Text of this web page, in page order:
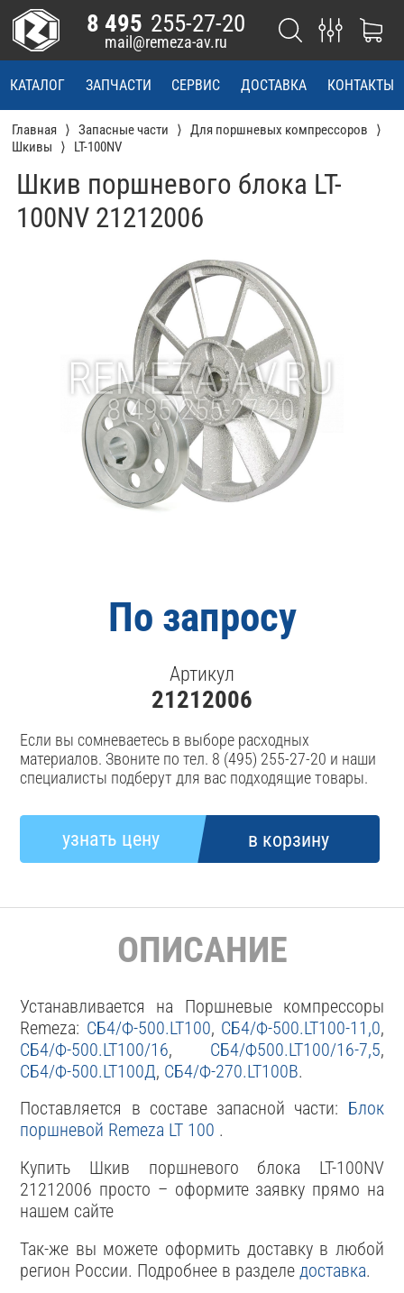
КАТАЛОГ ЗАПЧАСТИ СЕРВИС ДОСТАВКА КОНТАКТЫ
8 495 255-27-20
mail@remeza-av.ru
Главная Запасные части
Для поршневых компрессоров
Шкивы
LT-100NV
Шкив поршневого блока LT-
100NV 21212006
По запросу
Артикул
21212006
Если вы сомневаетесь в выборе расходных
материалов. Звоните по тел. 8 (495) 255-27-20 и наши
специалисты подберут для вас подходящие товары.
ОПИСАНИЕ
Устанавливается на Поршневые компрессоры
Remeza: СБ4/Ф-500.LT100, СБ4/Ф-500.LT100-11,0,
СБ4/Ф-500.LT100/16, СБ4/Ф500.LT100/16-7,5,
СБ4/Ф-500.LT100Д, СБ4/Ф-270.LT100В.
Поставляется в составе запасной части: Блок
поршневой Remeza LT 100 .
Купить Шкив поршневого блока LT-100NV
21212006 просто – оформите заявку прямо на
нашем сайте
Так-же вы можете оформить доставку в любой
регион России. Подробнее в разделедоставка.